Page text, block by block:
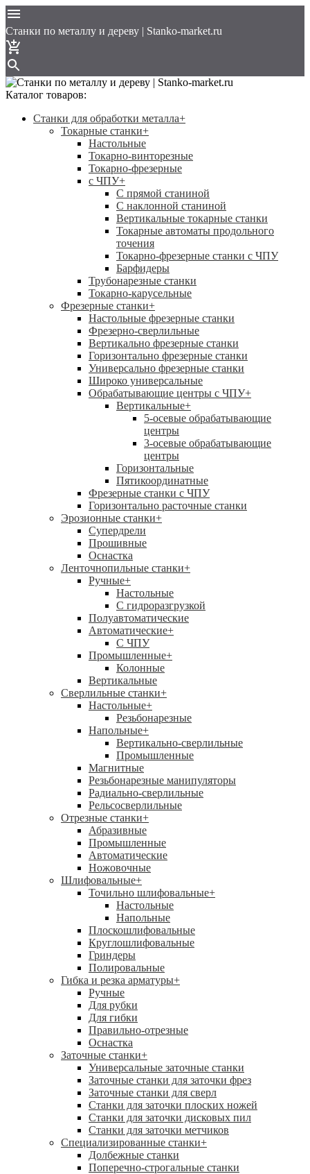
Cтанки по металлу и дереву | Stanko-market.ru
Каталог товаров:
Станки для обработки металла+
Токарные станки+
Настольные
Токарно-винторезные
Токарно-фрезерные
с ЧПУ+
С прямой станиной
C наклонной станиной
Вертикальные токарные станки
Токарные автоматы продольного
точения
Токарно-фрезерные станки с ЧПУ
Барфидеры
Трубонарезные станки
Токарно-карусельные
Фрезерные станки+
Настольные фрезерные станки
Фрезерно-сверлильные
Вертикально фрезерные станки
Горизонтально фрезерные станки
Универсально фрезерные станки
Широко универсальные
Обрабатывающие центры с ЧПУ+
Вертикальные+
5-осевые обрабатывающие
центры
3-осевые обрабатывающие
центры
Горизонтальные
Пятикоординатные
Фрезерные станки с ЧПУ
Горизонтально расточные станки
Эрозионные станки+
Супердрели
Прошивные
Оснастка
Ленточнопильные станки+
Ручные+
Настольные
С гидроразгрузкой
Полуавтоматические
Автоматические+
С ЧПУ
Промышленные+
Колонные
Вертикальные
Сверлильные станки+
Настольные+
Резьбонарезные
Напольные+
Вертикально-сверлильные
Промышленные
Магнитные
Резьбонарезные манипуляторы
Радиально-сверлильные
Рельсосверлильные
Отрезные станки+
Абразивные
Промышленные
Автоматические
Ножовочные
Шлифовальные+
Точильно шлифовальные+
Настольные
Напольные
Плоскошлифовальные
Круглошлифовальные
Гриндеры
Полировальные
Гибка и резка арматуры+
Ручные
Для рубки
Для гибки
Правильно-отрезные
Оснастка
Заточные станки+
Универсальные заточные станки
Заточные станки для заточки фрез
Заточные станки для сверл
Станки для заточки плоских ножей
Станки для заточки дисковых пил
Станки для заточки метчиков
Специализированные станки+
Долбежные станки
Поперечно-строгальные станки